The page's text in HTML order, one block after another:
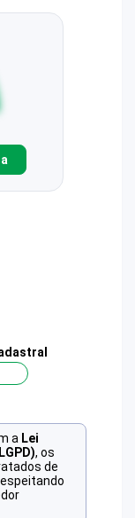
a Lei
, os
de